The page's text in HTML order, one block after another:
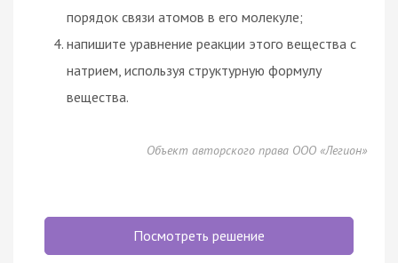
порядок связи атомов в его молекуле;
напишите уравнение реакции этого вещества с
натрием, используя структурную формулу
вещества.
Объект авторского права ООО «Легион»
Посмотреть решение